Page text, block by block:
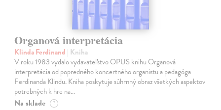
Organová interpretácia
Klinda Ferdinand | Kniha
V roku 1983 vydalo vydavateľstvo OPUS knihu Organová
interpretácia od popredného koncertného organistu a pedagóga
Ferdinanda Klindu. Kniha poskytuje súhrnný obraz všetkých aspektov
potrebných k hre na…
Na sklade ?